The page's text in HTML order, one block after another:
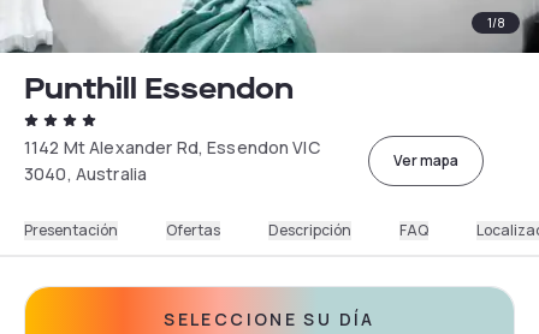
1/8
Punthill Essendon
1142 Mt Alexander Rd, Essendon VIC
3040, Australia
Ver mapa
Presentación Ofertas Descripción FAQ
SELECCIONE SU DÍA